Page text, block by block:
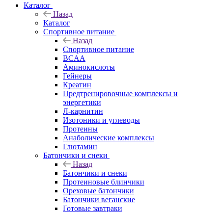
Каталог
Назад
Каталог
Спортивное питание
Назад
Спортивное питание
BCAA
Аминокислоты
Гейнеры
Креатин
Предтренировочные комплексы и
энергетики
Л-карнитин
Изотоники и углеводы
Протеины
Анаболические комплексы
Глютамин
Батончики и снеки
Назад
Батончики и снеки
Протеиновые блинчики
Ореховые батончики
Батончики веганские
Готовые завтраки